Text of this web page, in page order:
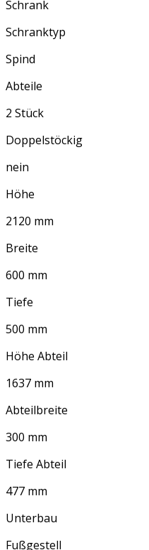
Schrank
Schranktyp
Spind
Abteile
2 Stück
Doppelstöckig
nein
Höhe
2120 mm
Breite
600 mm
Tiefe
500 mm
Höhe Abteil
1637 mm
Abteilbreite
300 mm
Tiefe Abteil
477 mm
Unterbau
Fußgestell